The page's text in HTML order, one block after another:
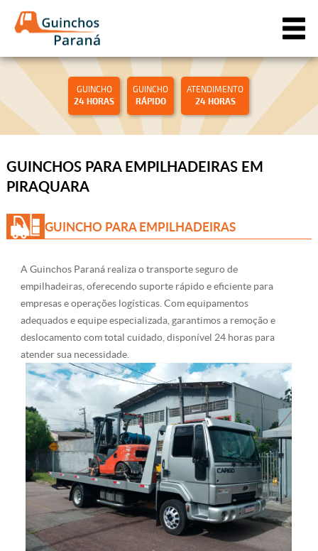
GUINCHO
24 HORAS
GUINCHO
RÁPIDO
ATENDIMENTO
24 HORAS
GUINCHOS PARA EMPILHADEIRAS EM
PIRAQUARA
GUINCHO PARA EMPILHADEIRAS
A Guinchos Paraná realiza o transporte seguro de
empilhadeiras, oferecendo suporte rápido e eficiente para
empresas e operações logísticas. Com equipamentos
adequados e equipe especializada, garantimos a remoção e
deslocamento com total cuidado, disponível 24 horas para
atender sua necessidade.